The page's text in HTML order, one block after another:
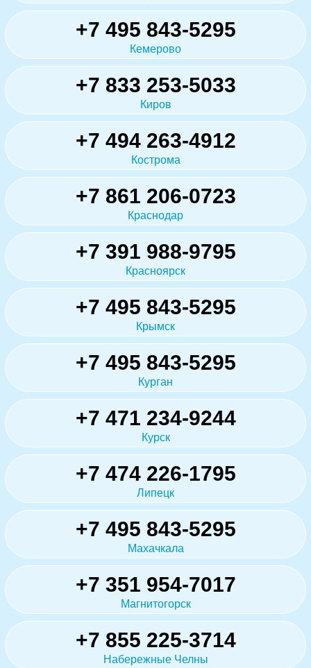
+7 495 843-5295
Кемерово
+7 833 253-5033
Киров
+7 494 263-4912
Кострома
+7 861 206-0723
Краснодар
+7 391 988-9795
Красноярск
+7 495 843-5295
Крымск
+7 495 843-5295
Курган
+7 471 234-9244
Курск
+7 474 226-1795
Липецк
+7 495 843-5295
Махачкала
+7 351 954-7017
Магнитогорск
+7 855 225-3714
Набережные Челны